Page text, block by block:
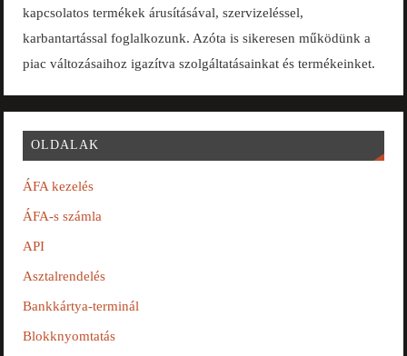
kapcsolatos termékek árusításával, szervizeléssel,
karbantartással foglalkozunk. Azóta is sikeresen működünk a
piac változásaihoz igazítva szolgáltatásainkat és termékeinket.
OLDALAK
ÁFA kezelés
ÁFA-s számla
API
Asztalrendelés
Bankkártya-terminál
Blokknyomtatás